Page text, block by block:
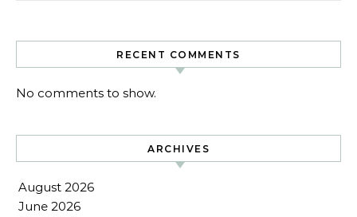
RECENT COMMENTS
No comments to show.
ARCHIVES
August 2026
June 2026